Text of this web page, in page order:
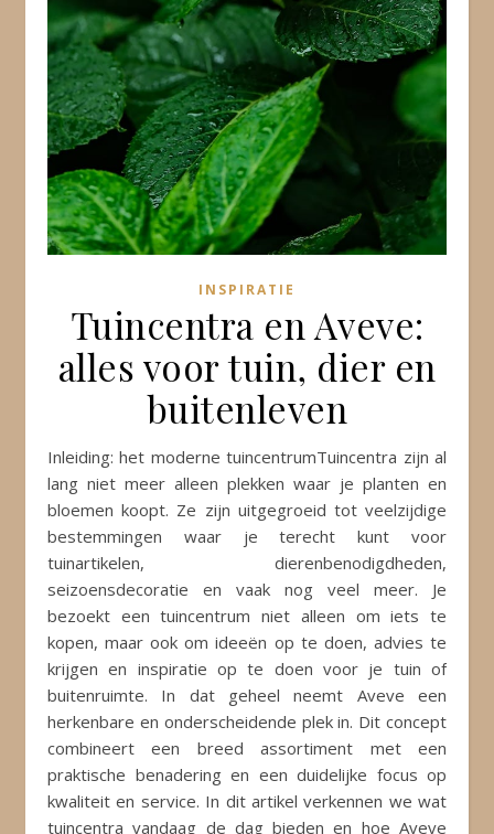
INSPIRATIE
Tuincentra en Aveve:
alles voor tuin, dier en
buitenleven
Inleiding: het moderne tuincentrumTuincentra zijn al
lang niet meer alleen plekken waar je planten en
bloemen koopt. Ze zijn uitgegroeid tot veelzijdige
bestemmingen waar je terecht kunt voor
tuinartikelen, dierenbenodigdheden,
seizoensdecoratie en vaak nog veel meer. Je
bezoekt een tuincentrum niet alleen om iets te
kopen, maar ook om ideeën op te doen, advies te
krijgen en inspiratie op te doen voor je tuin of
buitenruimte. In dat geheel neemt Aveve een
herkenbare en onderscheidende plek in. Dit concept
combineert een breed assortiment met een
praktische benadering en een duidelijke focus op
kwaliteit en service. In dit artikel verkennen we wat
tuincentra vandaag de dag bieden en hoe Aveve